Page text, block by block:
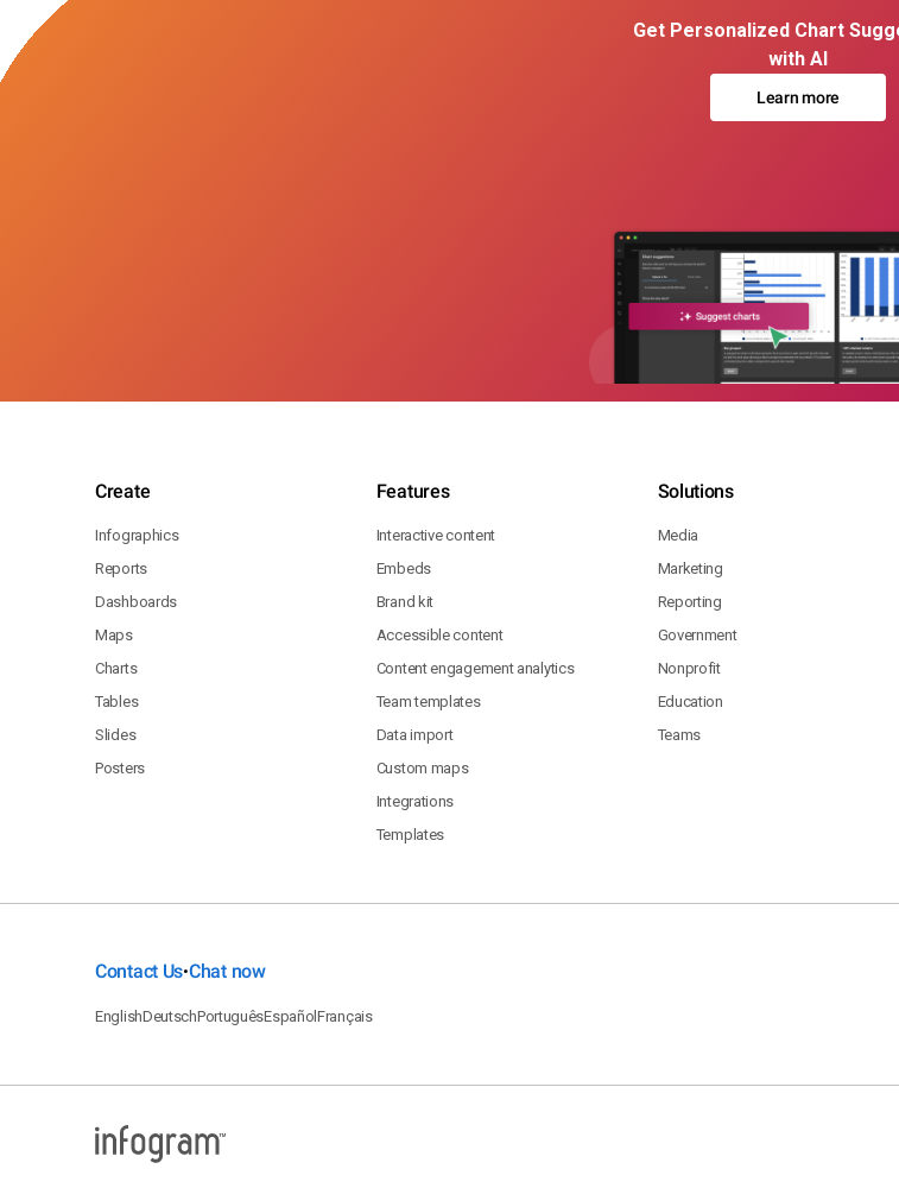
Get Personalized Chart
with AI
Learn more
Create
Infographics
Reports
Dashboards
Maps
Charts
Tables
Slides
Posters
Features
Interactive content
Embeds
Brand kit
Accessible content
Content engagement analytics
Team templates
Data import
Custom maps
Integrations
Templates
Solutions
Media
Marketing
Reporting
Government
Nonprofit
Education
Teams
Contact Us•Chat now
EnglishDeutschPortuguêsEspañolFrançais